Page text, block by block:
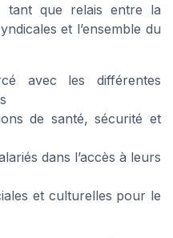
tant que relais entre la
et l’ensemble du
avec les différentes
de santé, sécurité et
dans l’accès à leurs
et culturelles pour le